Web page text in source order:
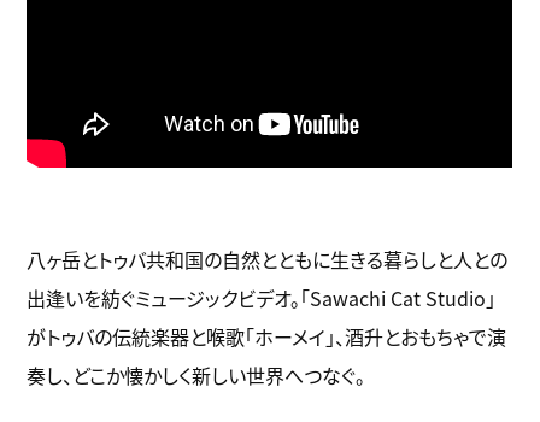
八ヶ岳とトゥバ共和国の自然とともに生きる暮らしと人との
出逢いを紡ぐミュージックビデオ。「Sawachi Cat Studio」
がトゥバの伝統楽器と喉歌「ホーメイ」、酒升とおもちゃで演
奏し、どこか懐かしく新しい世界へつなぐ。